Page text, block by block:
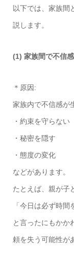
以下では、家族間
説します。
(1) 家族間で不信
＊原因:
家族内で不信感が
・約束を守らない
・秘密を隠す
・態度の変化
などがあります。
たとえば、親が子
「今日は必ず時間
と言ったにもかか
頼を失う可能性が